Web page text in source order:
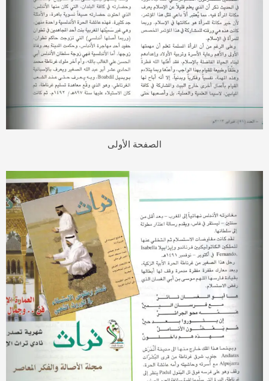
الصفحة الأولى